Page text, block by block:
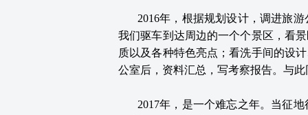
2016年，根据规划设计，调进旅
我们驱车到达周边的一个个景区，看
质以及各种特色亮点；看洗手间的设
公室后，资料汇总，写考察报告。与
2017年，是一个难忘之年。当征